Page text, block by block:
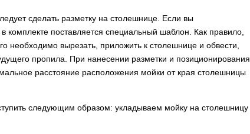
сделать разметку на столешнице. Если вы
комплекте поставляется специальный шаблон. Как правило,
необходимо вырезать, приложить к столешнице и обвести,
пропила. При нанесении разметки и позиционирования
расстояние расположения мойки от края столешницы
следующим образом: укладываем мойку на столешницу